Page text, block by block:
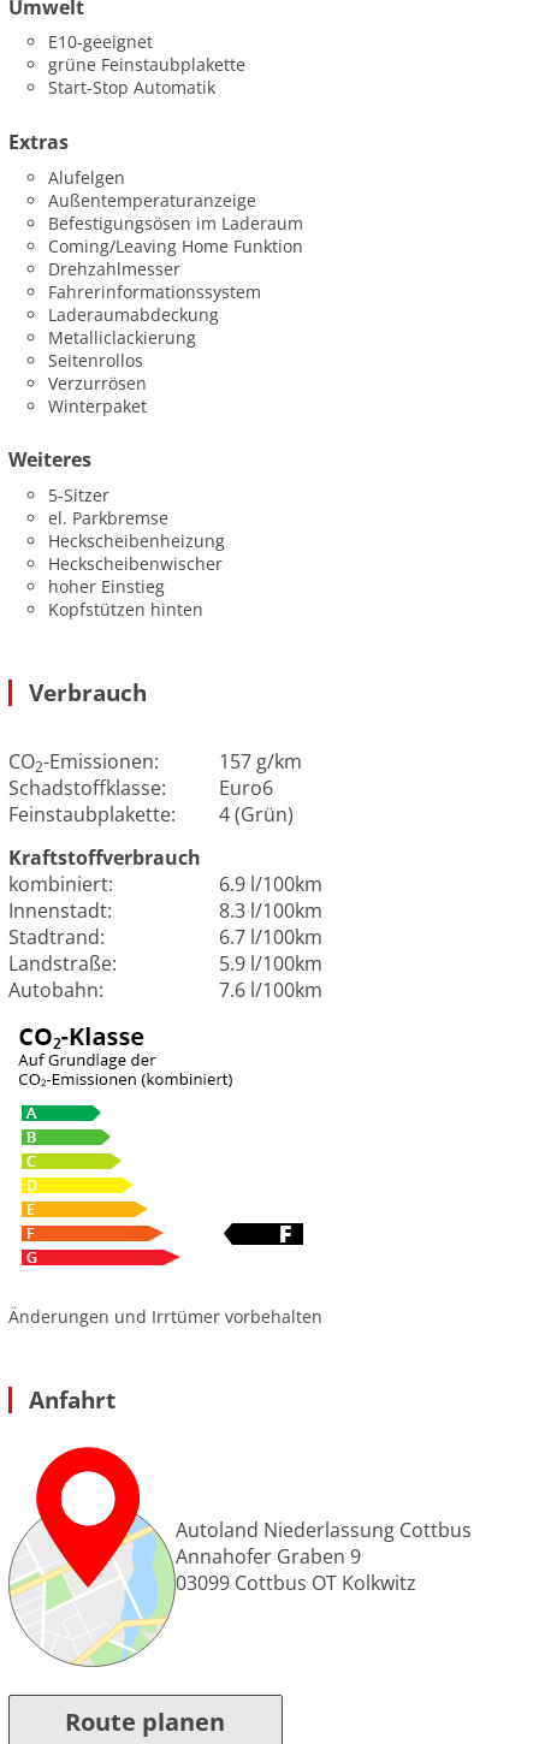
Umwelt
E10-geeignet
grüne Feinstaubplakette
Start-Stop Automatik
Extras
Alufelgen
Außentemperaturanzeige
Befestigungsösen im Laderaum
Coming/Leaving Home Funktion
Drehzahlmesser
Fahrerinformationssystem
Laderaumabdeckung
Metalliclackierung
Seitenrollos
Verzurrösen
Winterpaket
Weiteres
5-Sitzer
el. Parkbremse
Heckscheibenheizung
Heckscheibenwischer
hoher Einstieg
Kopfstützen hinten
Verbrauch
CO2-Emissionen:
157 g/km
Schadstoffklasse:
Euro6
Feinstaubplakette:
4 (Grün)
Kraftstoffverbrauch
kombiniert:
6.9 l/100km
Innenstadt:
8.3 l/100km
Stadtrand:
6.7 l/100km
Landstraße:
5.9 l/100km
Autobahn:
7.6 l/100km
Änderungen und Irrtümer vorbehalten
Anfahrt
Autoland Niederlassung Cottbus
Annahofer Graben 9
03099 Cottbus OT Kolkwitz
Route planen